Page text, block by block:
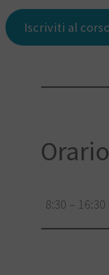
Iscriviti al
Orario
8:30 – 16:30